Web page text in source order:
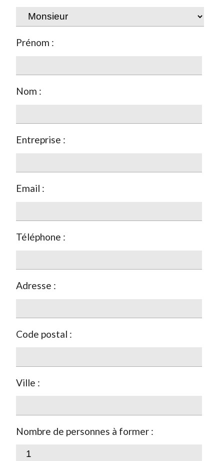
Prénom :
Nom :
Entreprise :
Email :
Téléphone :
Adresse :
Code postal :
Ville :
Nombre de personnes à former :